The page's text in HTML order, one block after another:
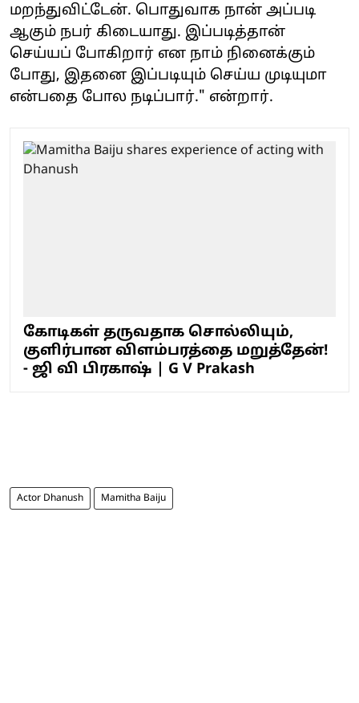
மறந்துவிட்டேன். பொதுவாக நான் அப்படி
ஆகும் நபர் கிடையாது. இப்படித்தான்
செய்யப் போகிறார் என நாம் நினைக்கும்
போது, இதனை இப்படியும் செய்ய முடியுமா
என்பதை போல நடிப்பார்." என்றார்.
கோடிகள் தருவதாக சொல்லியும்,
குளிர்பான விளம்பரத்தை மறுத்தேன்!
- ஜி வி பிரகாஷ் | G V Prakash
Actor Dhanush Mamitha Baiju